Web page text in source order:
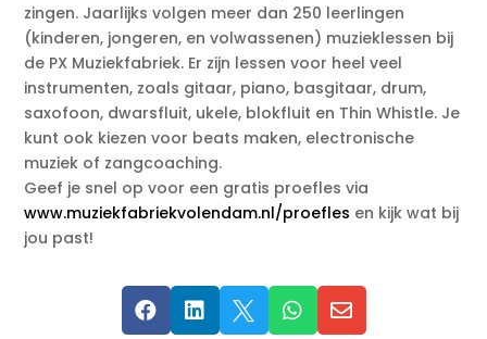
zingen. Jaarlijks volgen meer dan 250 leerlingen
(kinderen, jongeren, en volwassenen) muzieklessen bij
de PX Muziekfabriek. Er zijn lessen voor heel veel
instrumenten, zoals gitaar, piano, basgitaar, drum,
saxofoon, dwarsfluit, ukele, blokfluit en Thin Whistle. Je
kunt ook kiezen voor beats maken, electronische
muziek of zangcoaching.
Geef je snel op voor een gratis proefles via
www.muziekfabriekvolendam.nl/proefles en kijk wat bij
jou past!
    